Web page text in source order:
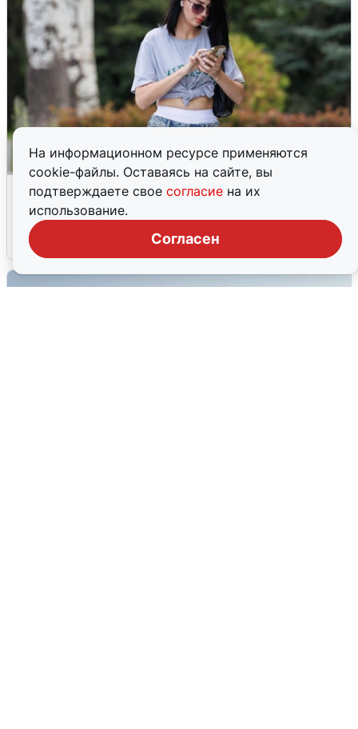
На информационном ресурсе применяются
cookie-файлы. Оставаясь на сайте, вы
подтверждаете свое согласие на их
использование.
Согласен
Волгоградцы остались без
мобильного интернета
6 августа